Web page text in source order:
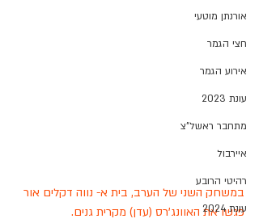
אורנתן מוטעי
חצי הגמר
אירוע הגמר
עונת 2023
מתחבר ראשל"צ
איירבול
רהיטי הרובע
עונת 2024
במשחק השני של הערב, בית א- נווה דקלים אור
פגשו את האוונג'רס (עדן) מקרית גנים.